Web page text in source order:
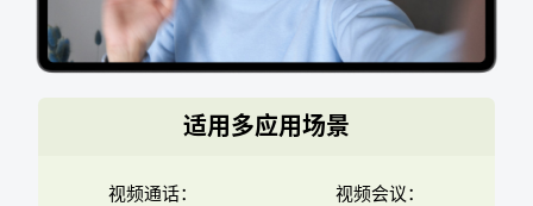
适用多应用场景
视频通话：
视频会议：